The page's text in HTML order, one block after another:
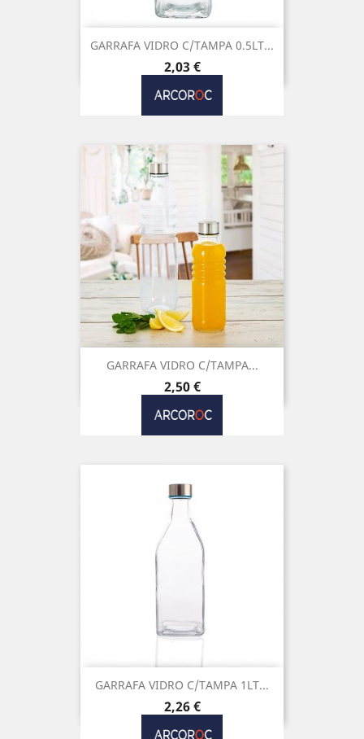
GARRAFA VIDRO C/TAMPA 0.5LT...
Preço
2,03 €
GARRAFA VIDRO C/TAMPA...
Preço
2,50 €
GARRAFA VIDRO C/TAMPA 1LT...
Preço
2,26 €